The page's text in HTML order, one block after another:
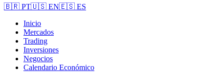
🇧🇷 PT🇺🇸 EN🇪🇸 ES
Inicio
Mercados
Trading
Inversiones
Negocios
Calendario Económico